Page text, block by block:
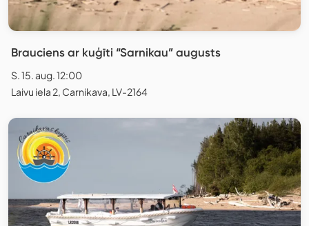
Brauciens ar kuģīti “Sarnikau” augusts
S. 15. aug. 12:00
Laivu iela 2, Carnikava, LV-2164